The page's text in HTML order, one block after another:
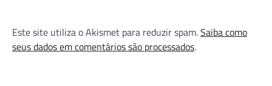
Este site utiliza o Akismet para reduzir spam.Saiba como
seus dados em comentários são processados.